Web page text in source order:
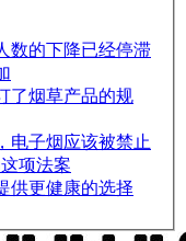
数的下降已经停滞
了烟草产品的规
电子烟应该被禁止
项法案
供更健康的选择